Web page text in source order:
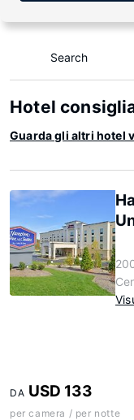
Search
Hotel
Guarda gli altri hotel
DA USD 133
per camera / per notte